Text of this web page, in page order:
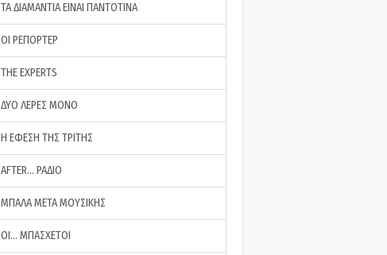
ΤΑ ΔΙΑΜΑΝΤΙΑ ΕΙΝΑΙ ΠΑΝΤΟΤΙΝΑ
ΟΙ ΡΕΠΟΡΤΕΡ
THE EXPERTS
ΔΥΟ ΛΕΡΕΣ ΜΟΝΟ
Η ΕΦΕΣΗ ΤΗΣ ΤΡΙΤΗΣ
AFTER… ΡΑΔΙΟ
ΜΠΑΛΑ ΜΕΤΑ ΜΟΥΣΙΚΗΣ
ΟΙ… ΜΠΑΣΧΕΤΟΙ